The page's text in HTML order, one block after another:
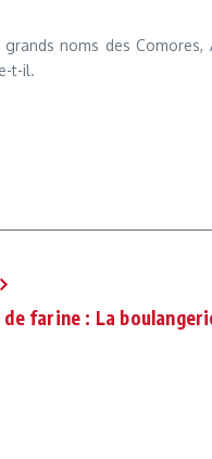
noms des Comores,
t-il.
de farine : La